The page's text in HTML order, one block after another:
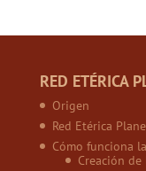
RED ETÉRICA
Origen
Red Etérica
Cómo funciona
Creación